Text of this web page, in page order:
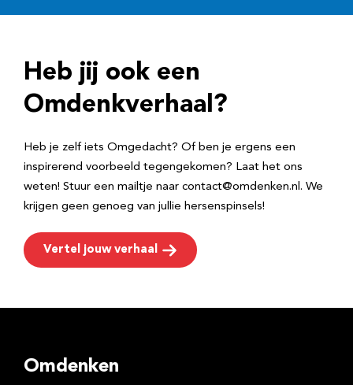
r
e
Heb jij ook een
Omdenkverhaal?
Heb je zelf iets Omgedacht? Of ben je ergens een
inspirerend voorbeeld tegengekomen? Laat het ons
weten! Stuur een mailtje naar contact@omdenken.nl. We
krijgen geen genoeg van jullie hersenspinsels!
Vertel jouw verhaal
Omdenken